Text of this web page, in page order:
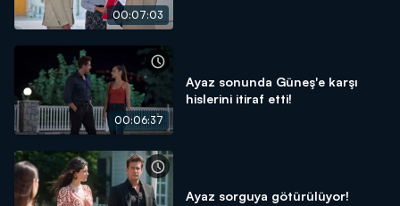
00:07:03
00:06:37
Ayaz sonunda Güneş'e karşı
hislerini itiraf etti!
Ayaz sorguya götürülüyor!